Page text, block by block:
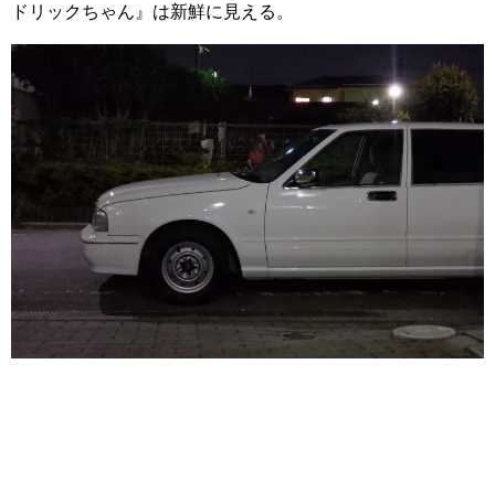
ドリックちゃん』は新鮮に見える。